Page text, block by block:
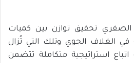
الصفري تحقيق توازن بين كميات
في الغلاف الجوي وتلك التي تُزال
استراتيجية متكاملة تتضمن